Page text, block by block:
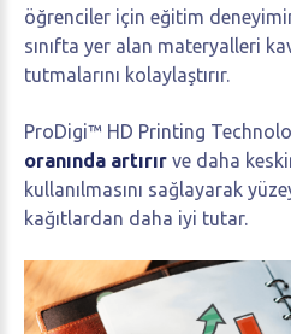
öğrenciler için eğitim
sınıfta yer alan materyalleri
tutmalarını kolaylaştırır.
ProDigi™ HD Printing
oranında artırır ve daha
kullanılmasını sağlayarak
kağıtlardan daha iyi tutar.